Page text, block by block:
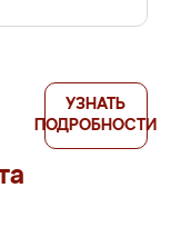
УЗНАТЬ
ПОДРОБНОСТИ